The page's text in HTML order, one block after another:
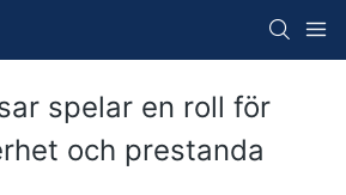
spelar en roll för
och prestanda